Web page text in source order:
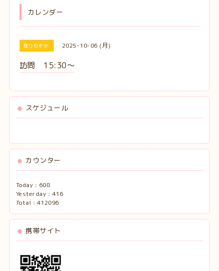
カレンダー
残りわずか 2025-10-06 (月)
訪問 15:30〜
スケジュール
カウンター
Today : 608
Yesterday : 416
Total : 412096
携帯サイト